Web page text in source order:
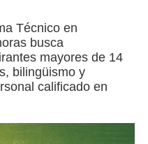
Técnico en
busca
mayores de 14
bilingüismo y
calificado en